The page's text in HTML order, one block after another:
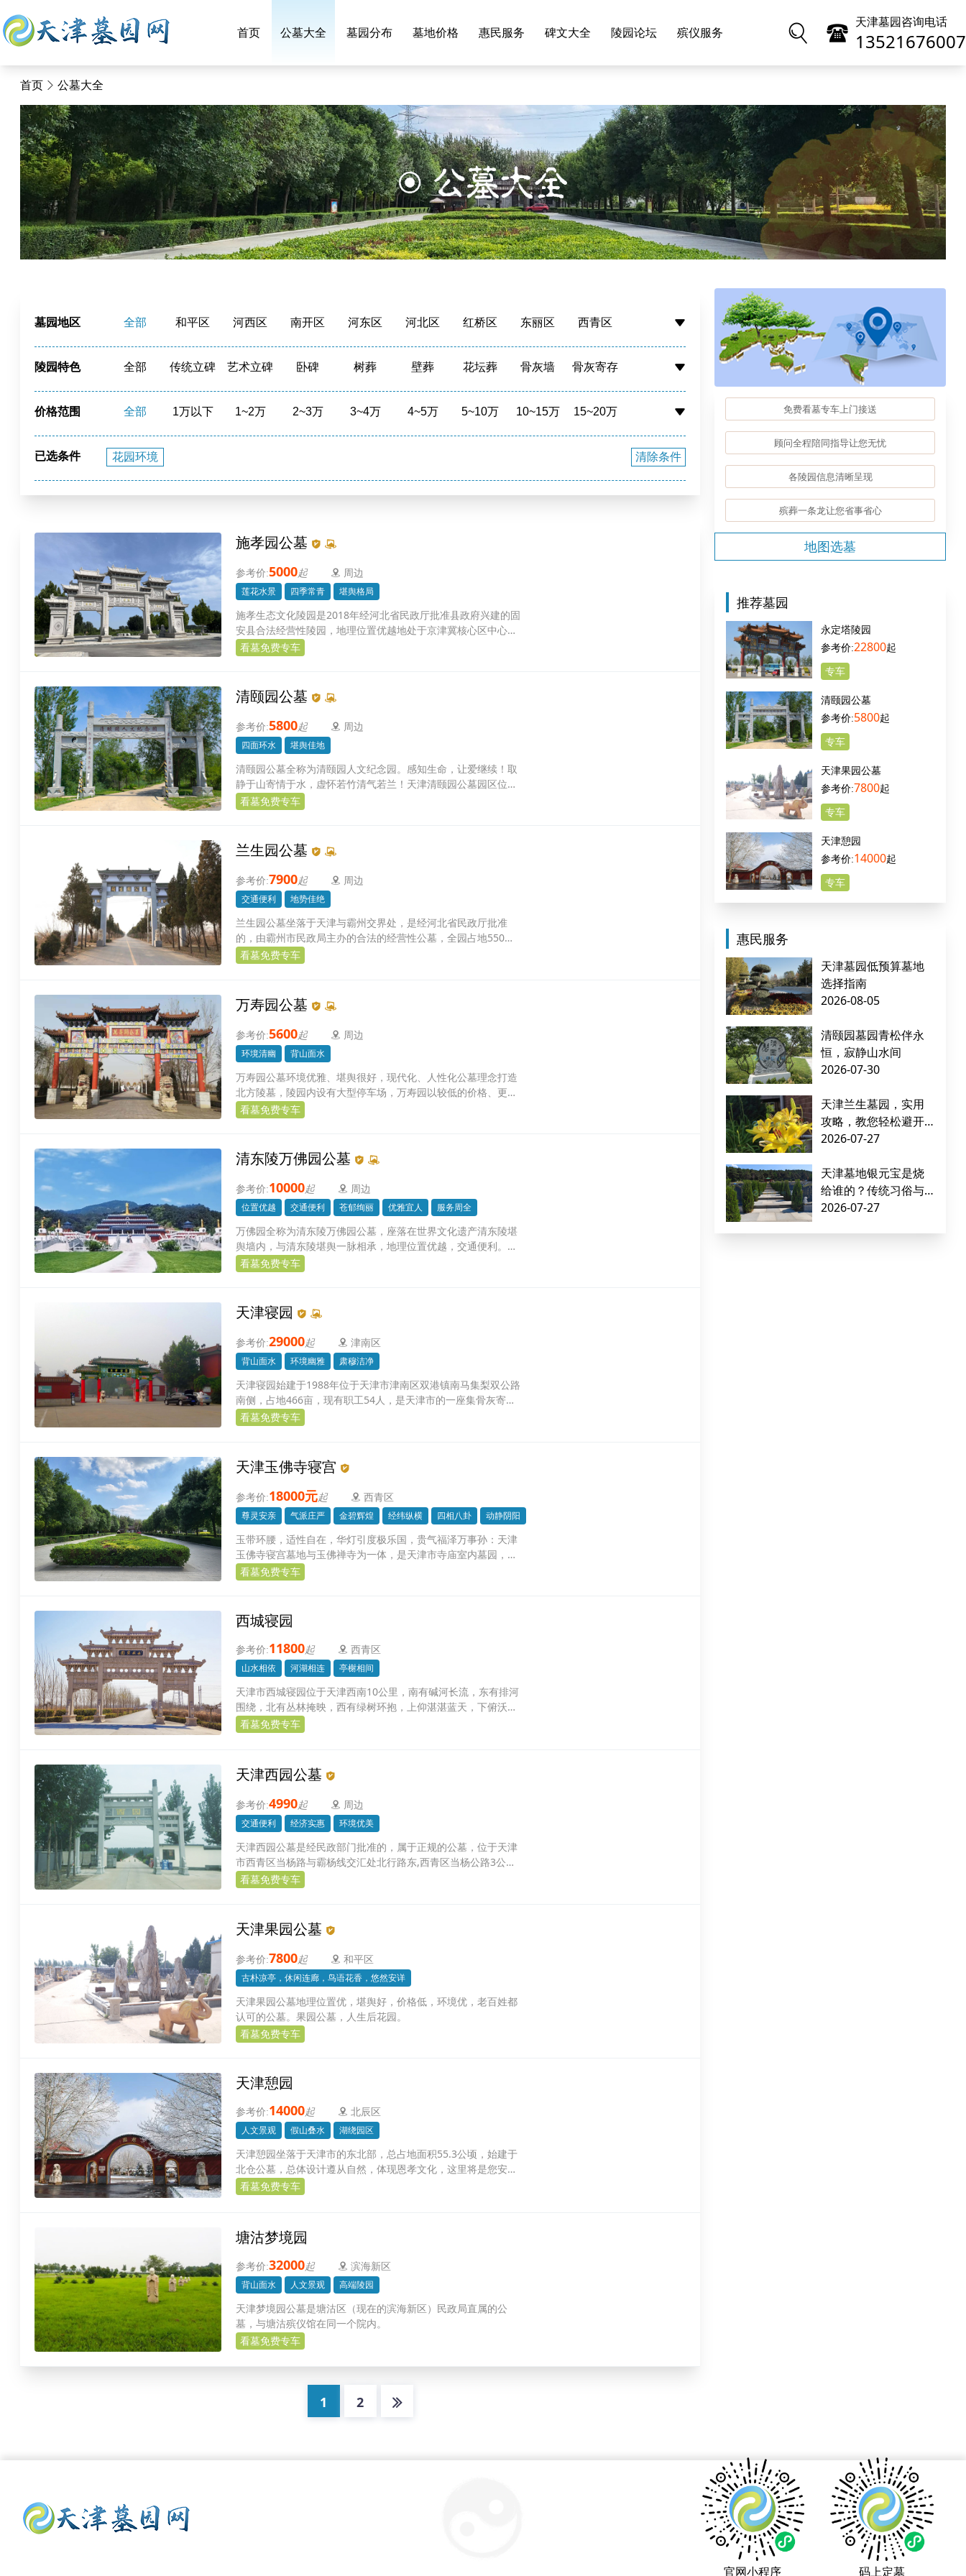
首页 公墓大全 墓园分布 墓地价格 惠民服务 碑文大全 陵园论坛 殡仪服务
天津墓园咨询电话
13521676007
首页 公墓大全
墓园地区 全部 和平区 河西区 南开区 河东区 河北区 红桥区 东丽区
西青区
陵园特色
全部 传统立碑 艺术立碑 卧碑 树葬 壁葬 花坛葬 骨灰墙
骨灰寄存
价格范围
全部 1万以下 1~2万 2~3万 3~4万 4~5万 5~10万 10~15万
15~20万
已选条件
花园环境 清除条件
施孝园公墓
5000起 周边
莲花水景 四季常青 堪舆格局
施孝生态文化陵园是2018年经河北省民政厅批准县政府兴建的固
安县合法经营性陵园，地理位置优越地处于京津冀核心区中心地
段.
看墓免费专车
清颐园公墓
5800起 周边
四面环水 堪舆佳地
清颐园公墓全称为清颐园人文纪念园。感知生命，让爱继续！取
静于山寄情于水，虚怀若竹清气若兰！天津清颐园公墓园区位于
京台高速（廊沧段）文安出口6公里处，距北京南五环一小时车
程。距雄安新区30公里。园区用材考究，品种多样，性价比高。
旅，夏秋两季休闲采摘的好去处，园区四面环水是一处清新雅
致，颐养天年，荫泽后人的堪舆佳地。
看墓免费专车
兰生园公墓
7900起 周边
交通便利 地势佳绝
兰生园公墓坐落于天津与霸州交界处，是经河北省民政厅批准
的，由霸州市民政局主办的合法的经营性公墓，全园占地550
亩，具有地势高、土质优、方位好、交通便利、价位低等特点
看墓免费专车
万寿园公墓
5600起 周边
环境清幽 背山面水
万寿园公墓环境优雅、堪舆很好，现代化、人性化公墓理念打造
北方陵墓，陵园内设有大型停车场，万寿园以较低的价格、更好
的服务回报人民群众
看墓免费专车
清东陵万佛园公墓
10000起 周边
位置优越 交通便利 苍郁绚丽 优雅宜人 服务周全
万佛园全称为清东陵万佛园公墓，座落在世界文化遗产清东陵堪
舆墙内，与清东陵堪舆一脉相承，地理位置优越，交通便利。万
佛园将佛教文化和孝道文化与现代园林艺术有机融合，形成一道
亮丽的风景线。
看墓免费专车
天津寝园
29000起 津南区
背山面水 环境幽雅 肃穆洁净
天津寝园始建于1988年位于天津市津南区双港镇南马集梨双公路
南侧，占地466亩，现有职工54人，是天津市的一座集骨灰寄存
与骨灰墓葬为一体的园林式国营骨灰公墓。
看墓免费专车
天津玉佛寺寝宫
18000元起 西青区
尊灵安亲 气派庄严 金碧辉煌 经纬纵横 四相八卦 动静阴阳
玉带环腰，适性自在，华灯引度极乐国，贵气福泽万事孙：天津
玉佛寺寝宫墓地与玉佛禅寺为一体，是天津市寺庙室内墓园，具
有特色寺庙内的墓园，距离天津市区仅十余公里、二十分钟车
程。
看墓免费专车
西城寝园
11800起 西青区
山水相依 河湖相连 亭榭相间
天津市西城寝园位于天津西南10公里，南有碱河长流，东有排河
围绕，北有丛林掩映，西有绿树环抱，上仰湛湛蓝天，下俯沃野
福地。
看墓免费专车
天津西园公墓
4990起 周边
交通便利 经济实惠 环境优美
天津西园公墓是经民政部门批准的，属于正规的公墓，位于天津
市西青区当杨路与霸杨线交汇处北行路东,西青区当杨公路3公里
处，距离天津南站西行10公里，交通便利，日常祭拜还是比较便
捷，另外整体环境优美，给您的亲人一片净土,让逝者在天堂给亲
看墓免费专车
天津果园公墓
7800起 和平区
古朴凉亭，休闲连廊，鸟语花香，悠然安详
天津果园公墓地理位置优，堪舆好，价格低，环境优，老百姓都
认可的公墓。果园公墓，人生后花园。
看墓免费专车
天津憩园
14000起 北辰区
人文景观 假山叠水 湖绕园区
天津憩园坐落于天津市的东北部，总占地面积55.3公顷，始建于
北仓公墓，总体设计遵从自然，体现恩孝文化，这里将是您安放
逝去骨灰的一方福地，也是缅怀追思与逝者亲情对话的场所。
看墓免费专车
塘沽梦境园
32000起 滨海新区
背山面水 人文景观 高端陵园
天津梦境园公墓是塘沽区（现在的滨海新区）民政局直属的公
墓，与塘沽殡仪馆在同一个院内。​
看墓免费专车
1 2
免费看墓专车上门接送
顾问全程陪同指导让您无忧
各陵园信息清晰呈现
殡葬一条龙让您省事省心
地图选墓
推荐墓园
永定塔陵园
22800起
专车
清颐园公墓
5800起
专车
天津果园公墓
7800起
专车
天津憩园
14000起
专车
惠民服务
天津墓园低预算墓地
选择指南
2026-08-05
清颐园墓园青松伴永
恒，寂静山水间
2026-07-30
天津兰生墓园，实用
攻略，教您轻松避开
墓地购买难题
2026-07-27
天津墓地银元宝是烧
给谁的？传统习俗与
文化解读
2026-07-27
官网小程序 码上定墓